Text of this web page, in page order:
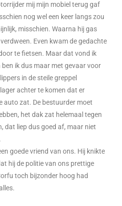
mij mijn mobiel terug gaf
nog wel een keer langs zou
misschien. Waarna hij gas
Even kwam de gedachte
te fietsen. Maar dat vond ik
ik dus maar met gevaar voor
in de steile greppel
achter te komen dat er
auto zat. De bestuurder moet
het dak zat helemaal tegen
dat liep dus goed af, maar niet
goede vriend van ons. Hij knikte
hij de politie van ons prettige
toch bijzonder hoog had